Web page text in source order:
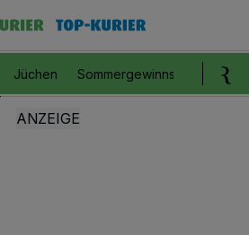
Jüchen Sommergewinnspiel